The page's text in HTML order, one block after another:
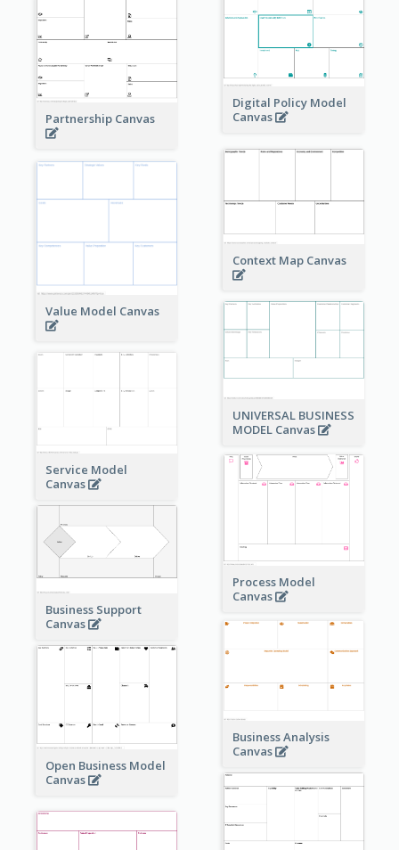
Digital Policy Model
Canvas
Partnership Canvas
Context Map Canvas
Value Model Canvas
UNIVERSAL BUSINESS
MODEL Canvas
Service Model
Canvas
Process Model
Canvas
Business Support
Canvas
Business Analysis
Canvas
Open Business Model
Canvas